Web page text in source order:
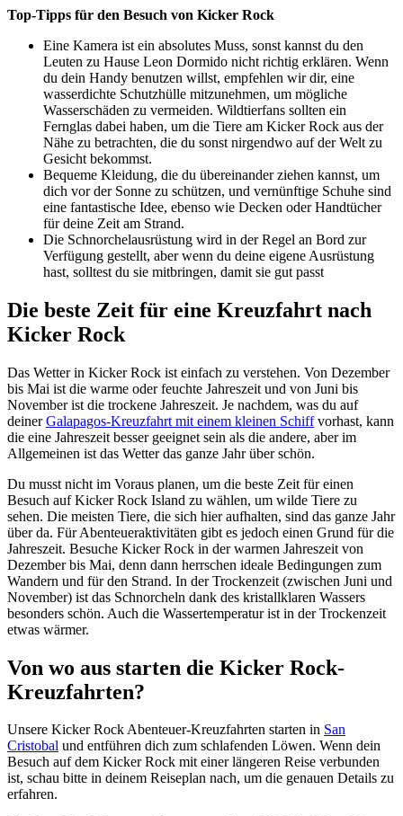
Top-Tipps für den Besuch von Kicker Rock
Eine Kamera ist ein absolutes Muss, sonst kannst du den
Leuten zu Hause Leon Dormido nicht richtig erklären. Wenn
du dein Handy benutzen willst, empfehlen wir dir, eine
wasserdichte Schutzhülle mitzunehmen, um mögliche
Wasserschäden zu vermeiden. Wildtierfans sollten ein
Fernglas dabei haben, um die Tiere am Kicker Rock aus der
Nähe zu betrachten, die du sonst nirgendwo auf der Welt zu
Gesicht bekommst.
Bequeme Kleidung, die du übereinander ziehen kannst, um
dich vor der Sonne zu schützen, und vernünftige Schuhe sind
eine fantastische Idee, ebenso wie Decken oder Handtücher
für deine Zeit am Strand.
Die Schnorchelausrüstung wird in der Regel an Bord zur
Verfügung gestellt, aber wenn du deine eigene Ausrüstung
hast, solltest du sie mitbringen, damit sie gut passt
Die beste Zeit für eine Kreuzfahrt nach
Kicker Rock
Das Wetter in Kicker Rock ist einfach zu verstehen. Von Dezember
bis Mai ist die warme oder feuchte Jahreszeit und von Juni bis
November ist die trockene Jahreszeit. Je nachdem, was du auf
deinerGalapagos-Kreuzfahrt mit einem kleinen Schiffvorhast, kann
die eine Jahreszeit besser geeignet sein als die andere, aber im
Allgemeinen ist das Wetter das ganze Jahr über schön.
Du musst nicht im Voraus planen, um die beste Zeit für einen
Besuch auf Kicker Rock Island zu wählen, um wilde Tiere zu
sehen. Die meisten Tiere, die sich hier aufhalten, sind das ganze Jahr
über da. Für Abenteueraktivitäten gibt es jedoch einen Grund für die
Jahreszeit. Besuche Kicker Rock in der warmen Jahreszeit von
Dezember bis Mai, denn dann herrschen ideale Bedingungen zum
Wandern und für den Strand. In der Trockenzeit (zwischen Juni und
November) ist das Schnorcheln dank des kristallklaren Wassers
besonders schön. Auch die Wassertemperatur ist in der Trockenzeit
etwas wärmer.
Von wo aus starten die Kicker Rock-
Kreuzfahrten?
Unsere Kicker Rock Abenteuer-Kreuzfahrten starten in San
Cristobal und entführen dich zum schlafenden Löwen. Wenn dein
Besuch auf dem Kicker Rock mit einer längeren Reise verbunden
ist, schau bitte in deinem Reiseplan nach, um die genauen Details zu
erfahren.